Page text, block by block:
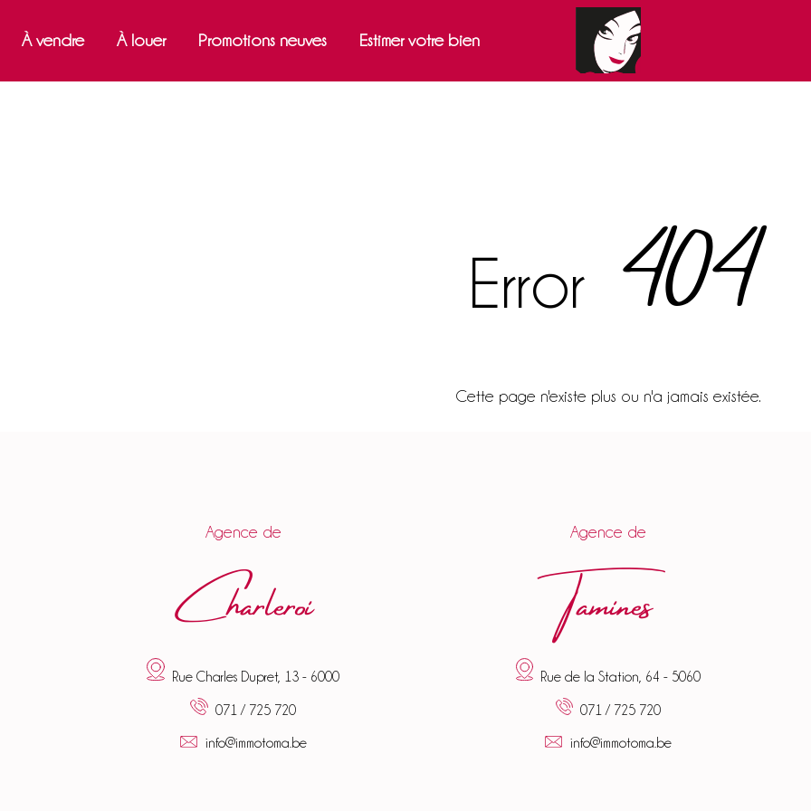
À vendre À louer Promotions neuves Estimer votre bien
Error 404
Cette page n'existe plus ou n'a jamais existée.
Agence de
Charleroi
Rue Charles Dupret, 13 - 6000
071 / 725 720
info@immotoma.be
Agence de
Tamines
Rue de la Station, 64 - 5060
071 / 725 720
info@immotoma.be